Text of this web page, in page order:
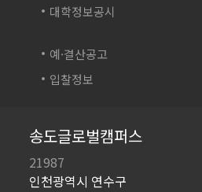
대학정보공시
예·결산공고
입찰정보
송도글로벌캠퍼스
21987
인천광역시 연수구